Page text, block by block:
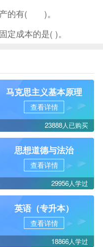
产的有( )。
定成本的是( )。
马克思主义基本原理
查看详情
23888人已购买
思想道德与法治
查看详情
29956人学过
英语（专升本）
查看详情
18866人学过